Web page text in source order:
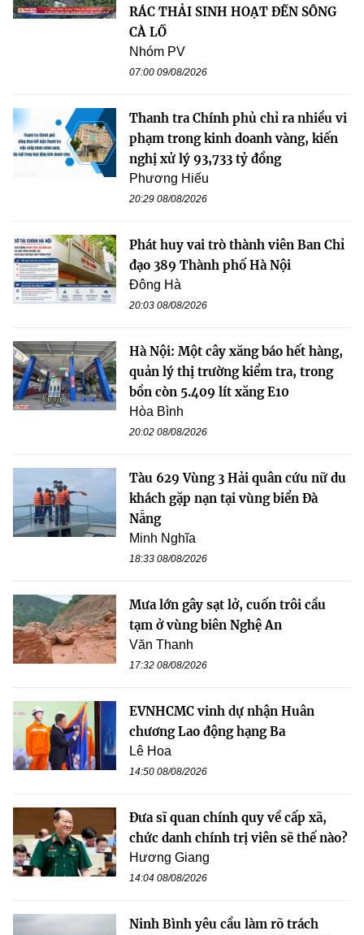
RÁC THẢI SINH HOẠT ĐẾN SÔNG
CÀ LỒ
Nhóm PV
07:00 09/08/2026
Thanh tra Chính phủ chỉ ra nhiều vi
phạm trong kinh doanh vàng, kiến
nghị xử lý 93,733 tỷ đồng
Phương Hiếu
20:29 08/08/2026
Phát huy vai trò thành viên Ban Chỉ
đạo 389 Thành phố Hà Nội
Đông Hà
20:03 08/08/2026
Hà Nội: Một cây xăng báo hết hàng,
quản lý thị trường kiểm tra, trong
bồn còn 5.409 lít xăng E10
Hòa Bình
20:02 08/08/2026
Tàu 629 Vùng 3 Hải quân cứu nữ du
khách gặp nạn tại vùng biển Đà
Nẵng
Minh Nghĩa
18:33 08/08/2026
Mưa lớn gây sạt lở, cuốn trôi cầu
tạm ở vùng biên Nghệ An
Văn Thanh
17:32 08/08/2026
EVNHCMC vinh dự nhận Huân
chương Lao động hạng Ba
Lê Hoa
14:50 08/08/2026
Đưa sĩ quan chính quy về cấp xã,
chức danh chính trị viên sẽ thế nào?
Hương Giang
14:04 08/08/2026
Ninh Bình yêu cầu làm rõ trách